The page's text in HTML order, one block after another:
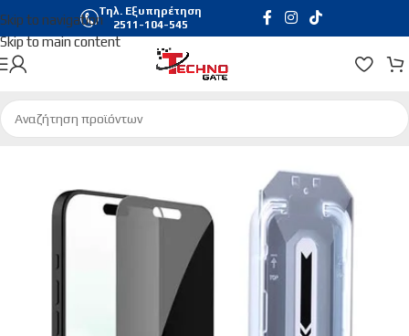
Skip to navigation
Skip to main content
Τηλ. Εξυπηρέτηση
2511-104-545
Αρχική σελίδα/Τηλεφωνία & Tablets/Προστασία Οθόνης